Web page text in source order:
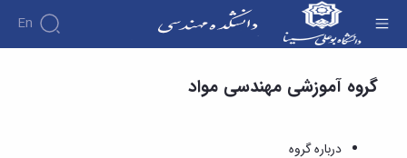
En
دانشکده
تاریخچهکارشناسی
پژوهش
محققان پسادکتری - دانشکده فنی و مهندسی
گروه آموزشی مهندسی مواد
درباره گروه